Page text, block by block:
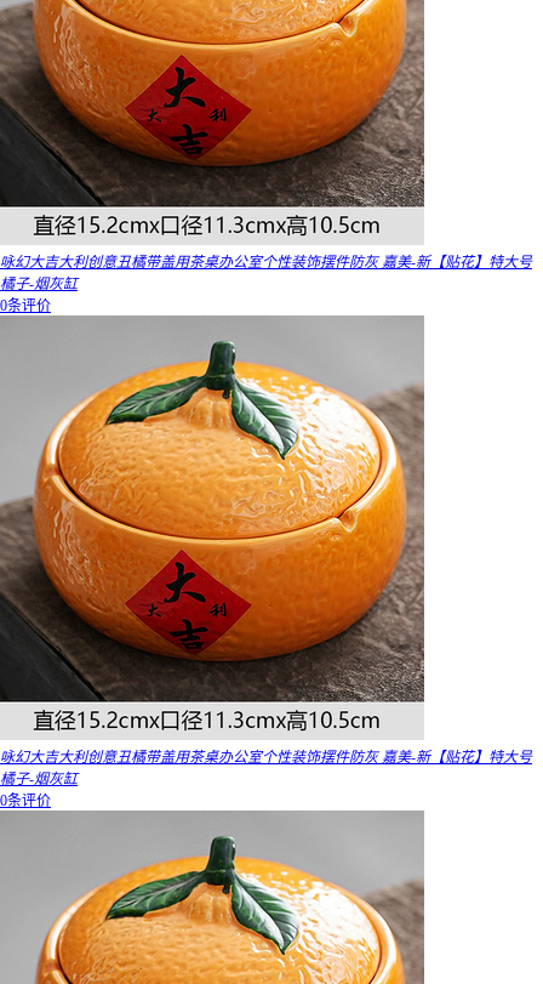
咏幻大吉大利创意丑橘带盖用茶桌办公室个性装饰摆件防灰 嘉美-新【贴花】特大号
橘子-烟灰缸
0条评价
咏幻大吉大利创意丑橘带盖用茶桌办公室个性装饰摆件防灰 嘉美-新【贴花】特大号
橘子-烟灰缸
0条评价